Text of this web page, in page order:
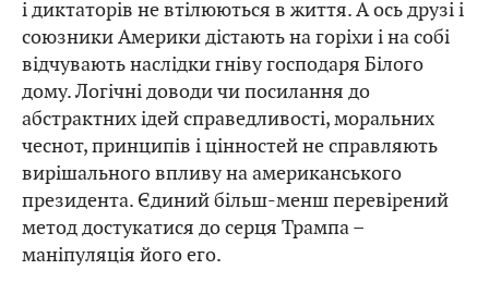
і диктаторів не втілюються в життя. А ось друзі і
союзники Америки дістають на горіхи і на собі
відчувають наслідки гніву господаря Білого
дому. Логічні доводи чи посилання до
абстрактних ідей справедливості, моральних
чеснот, принципів і цінностей не справляють
вирішального впливу на американського
президента. Єдиний більш-менш перевірений
метод достукатися до серця Трампа –
маніпуляція його его.